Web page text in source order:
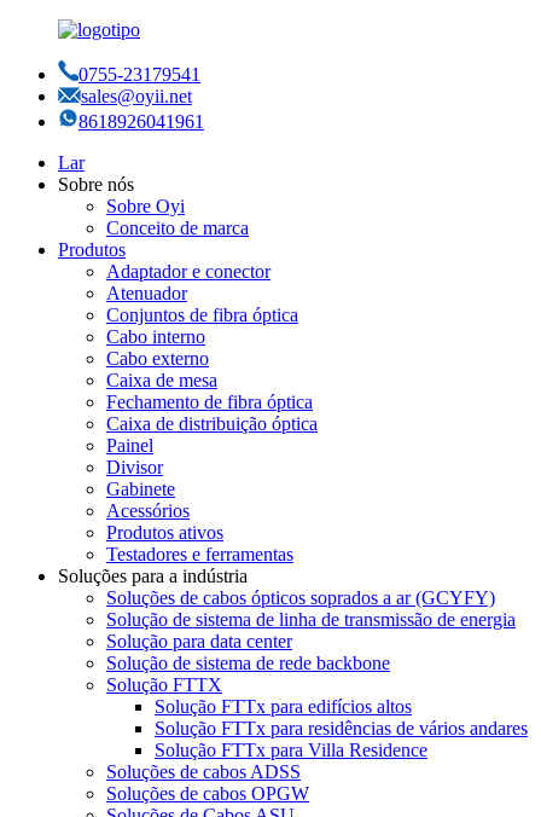
0755-23179541
sales@oyii.net
8618926041961
Lar
Sobre nós
Sobre Oyi
Conceito de marca
Produtos
Adaptador e conector
Atenuador
Conjuntos de fibra óptica
Cabo interno
Cabo externo
Caixa de mesa
Fechamento de fibra óptica
Caixa de distribuição óptica
Painel
Divisor
Gabinete
Acessórios
Produtos ativos
Testadores e ferramentas
Soluções para a indústria
Soluções de cabos ópticos soprados a ar (GCYFY)
Solução de sistema de linha de transmissão de energia
Solução para data center
Solução de sistema de rede backbone
Solução FTTX
Solução FTTx para edifícios altos
Solução FTTx para residências de vários andares
Solução FTTx para Villa Residence
Soluções de cabos ADSS
Soluções de cabos OPGW